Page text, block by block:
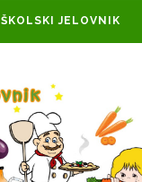
ŠKOLSKI JELOVNIK